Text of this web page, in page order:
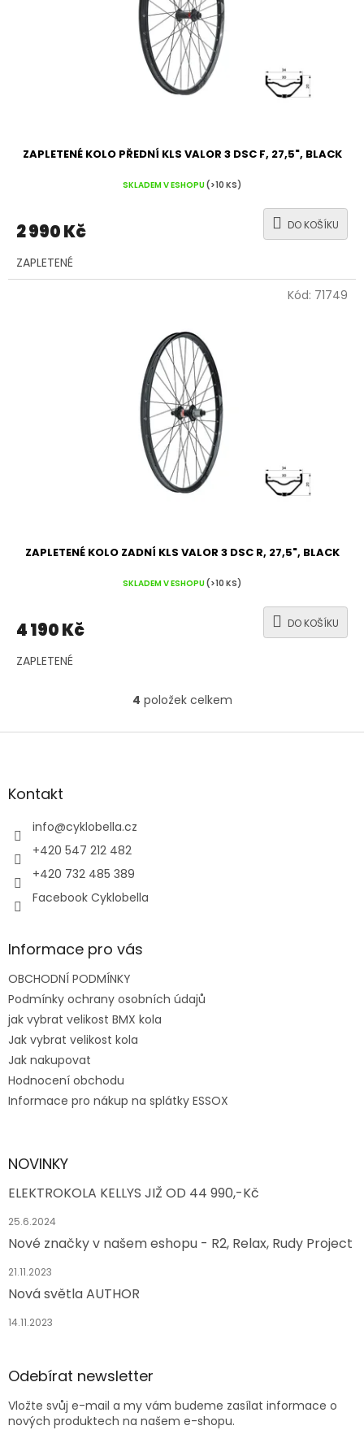
ZAPLETENÉ KOLO PŘEDNÍ KLS VALOR 3 DSC F, 27,5", BLACK
SKLADEM V ESHOPU(>10 KS)
2 990 Kč DO KOŠÍKU
ZAPLETENÉ
ZAPLETENÉ KOLO ZADNÍ KLS VALOR 3 DSC R, 27,5", BLACK
SKLADEM V ESHOPU(>10 KS)
4 190 Kč DO KOŠÍKU
ZAPLETENÉ
Kód: 71749
O
l
4 položek celkem
Z
aKontakt
info@cyklobella.cz
+420 547 212 482
+420 732 485 389
Facebook Cyklobella
Informace pro vás
OBCHODNÍ PODMÍNKY
Podmínky ochrany osobních údajů
jak vybrat velikost BMX kola
Jak vybrat velikost kola
Jak nakupovat
Hodnocení obchodu
Informace pro nákup na splátky ESSOX
NOVINKY
ELEKTROKOLA KELLYS JIŽ OD 44 990,-Kč
25.6.2024
Nové značky v našem eshopu - R2, Relax, Rudy Project
21.11.2023
Nová světla AUTHOR
14.11.2023
Odebírat newsletter
Vložte svůj e-mail a my vám budeme zasílat informace o
nových produktech na našem e-shopu.